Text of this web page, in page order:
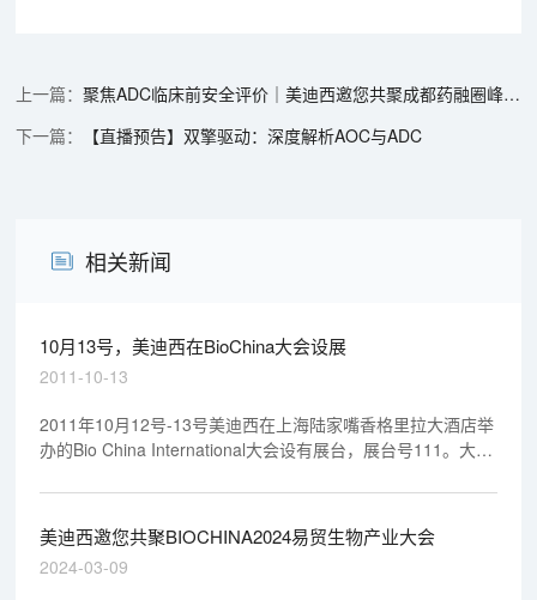
聚焦ADC临床前安全评价｜美迪西邀您共聚成都药融圈峰会，彭双清教授重磅分享
【直播预告】双擎驱动：深度解析AOC与ADC
相关新闻
10月13号，美迪西在BioChina大会设展
2011-10-13
2011年10月12号-13号美迪西在上海陆家嘴香格里拉大酒店举
办的Bio China International大会设有展台，展台号111。大会
开展的猴子，狗等大动物实验表示兴趣，希望有机会合作。
美迪西邀您共聚BIOCHINA2024易贸生物产业大会
2024-03-09